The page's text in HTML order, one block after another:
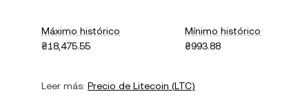
Máximo histórico
₴18,475.55
Mínimo histórico
₴993.88
Leer más: Precio de Litecoin (LTC)